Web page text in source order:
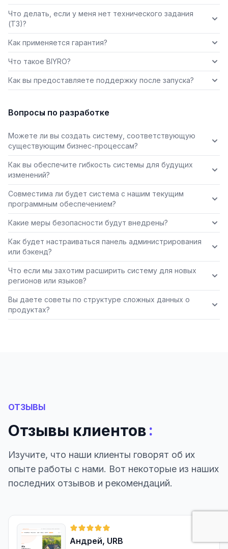
Что делать, если у меня нет технического задания
(ТЗ)?
Как применяется гарантия?
Что такое BIYRO?
Как вы предоставляете поддержку после запуска?
Вопросы по разработке
Можете ли вы создать систему, соответствующую
существующим бизнес-процессам?
Как вы обеспечите гибкость системы для будущих
изменений?
Совместима ли будет система с нашим текущим
программным обеспечением?
Какие меры безопасности будут внедрены?
Как будет настраиваться панель администрирования
или бэкенд?
Что если мы захотим расширить систему для новых
регионов или языков?
Вы даете советы по структуре сложных данных о
продуктах?
ОТЗЫВЫ
Отзывы клиентов:
Изучите, что наши клиенты говорят об их
опыте работы с нами. Вот некоторые из наших
последних отзывов и рекомендаций.
Андрей, URB